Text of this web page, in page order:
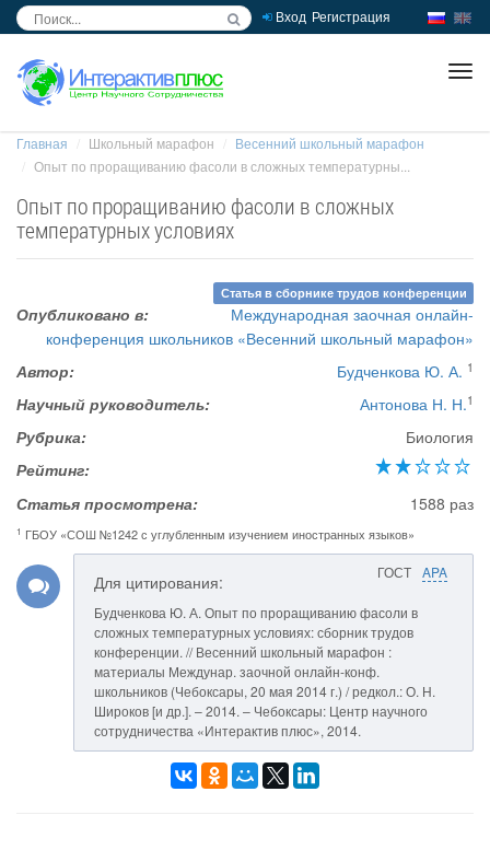
Вход Регистрация
Главная Школьный марафон
Весенний школьный марафон
Опыт по проращиванию фасоли в сложных температурны...
Опыт по проращиванию фасоли в сложных
температурных условиях
Статья в сборнике трудов конференции
Опубликовано в:
Международная заочная онлайн-
конференция школьников «Весенний школьный марафон»
Автор:
Будченкова Ю. А. 1
Научный руководитель: Антонова Н. Н.1
Рубрика:
Биология
Рейтинг:
Статья просмотрена:
1588 раз
1 ГБОУ «СОШ №1242 с углубленным изучением иностранных языков»
ГОСТ APA
Для цитирования:
Будченкова Ю. А. Опыт по проращиванию фасоли в
сложных температурных условиях: сборник трудов
конференции. // Весенний школьный марафон :
материалы Междунар. заочной онлайн-конф.
школьников (Чебоксары, 20 мая 2014 г.) / редкол.: О. Н.
Широков [и др.]. – 2014. – Чебоксары: Центр научного
сотрудничества «Интерактив плюс», 2014.